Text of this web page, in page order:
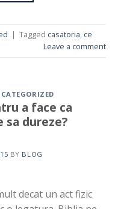
| Tagged casatoria, ce
Leave a comment
a face ca
sa dureze?
BY BLOG
decat un act fizic